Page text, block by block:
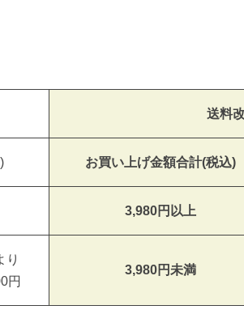
送料
お買い上げ金額合計(税込)
3,980円以上
り
円
3,980円未満